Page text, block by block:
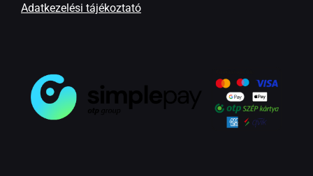
Adatkezelési tájékoztató